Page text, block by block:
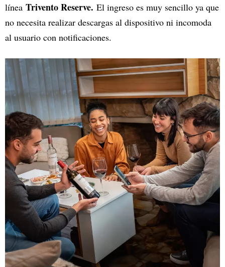
línea Trivento Reserve. El ingreso es muy sencillo ya que
no necesita realizar descargas al dispositivo ni incomoda
al usuario con notificaciones.